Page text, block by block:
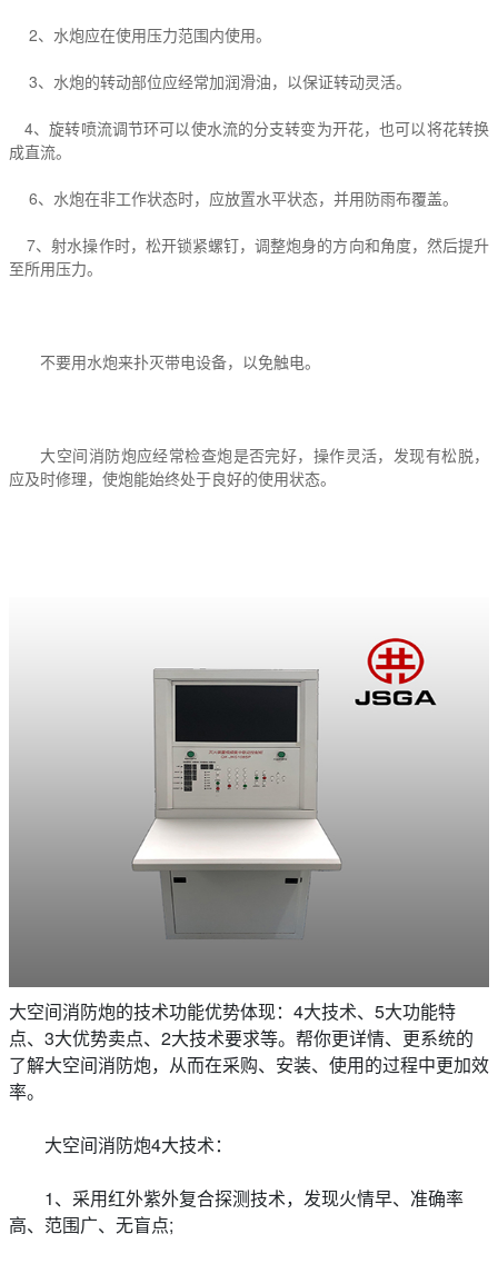
2、水炮应在使用压力范围内使用。
3、水炮的转动部位应经常加润滑油，以保证转动灵活。
4、旋转喷流调节环可以使水流的分支转变为开花，也可以将花转换
成直流。
6、水炮在非工作状态时，应放置水平状态，并用防雨布覆盖。
7、射水操作时，松开锁紧螺钉，调整炮身的方向和角度，然后提升
至所用压力。
不要用水炮来扑灭带电设备，以免触电。
大空间消防炮应经常检查炮是否完好，操作灵活，发现有松脱，
应及时修理，使炮能始终处于良好的使用状态。
大空间消防炮的技术功能优势体现：4大技术、5大功能特
点、3大优势卖点、2大技术要求等。帮你更详情、更系统的
了解大空间消防炮，从而在采购、安装、使用的过程中更加效
率。
大空间消防炮4大技术：
1、采用红外紫外复合探测技术，发现火情早、准确率
高、范围广、无盲点;